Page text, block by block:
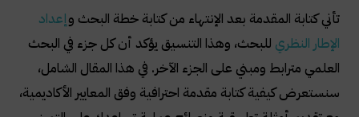
تأني كتابة المقدمة بعد الإنتهاء من كتابة خطة البحث وإعداد
الإطار النظري للبحث، وهذا التنسيق يؤكد أن كل جزء في البحث
العلمي مترابط ومبني على الجزء الآخر. في هذا المقال الشامل،
سنستعرض كيفية كتابة مقدمة احترافية وفق المعايير الأكاديمية،